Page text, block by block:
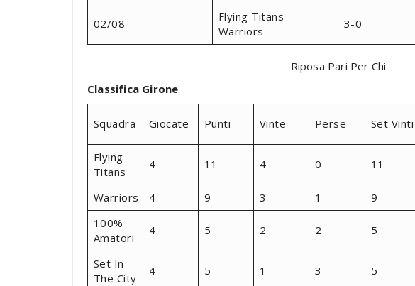
02/08
Flying Titans –
Warriors
3-0
Riposa Pari Per Chi
Classifica Girone
Squadra Giocate Punti Vinte Perse Set Vinti
Flying
Titans
4 11 4 0 11
Warriors 4 9 3 1 9
100%
Amatori
4 5 2 2 5
Set In
The City
4 5 1 3 5